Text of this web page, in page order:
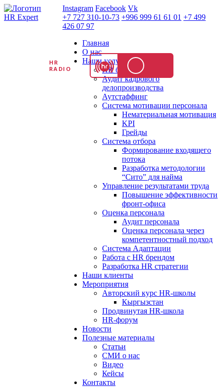
Instagram Facebook Vk
+7 727 310-10-73 +996 999 61 61 01 +7 499
426 07 97
Главная
О нас
Наши услуги
HR бизнес партнер
Аудит кадрового
делопроизводства
Аутстаффинг
Система мотивации персонала
Нематериальная мотивация
KPI
Грейды
Система отбора
Формирование входящего
потока
Разработка методологии
“Сито” для найма
Управление результатами труда
Повышение эффективности
фронт-офиса
Оценка персонала
Аудит персонала
Оценка персонала через
компетентностный подход
Система Адаптации
Работа с HR брендом
Разработка HR стратегии
Наши клиенты
Мероприятия
Авторский курс HR-школы
Кыргызстан
Продвинутая HR-школа
HR-форум
Новости
Полезные материалы
Статьи
СМИ о нас
Видео
Кейсы
Контакты
HR
RADIO